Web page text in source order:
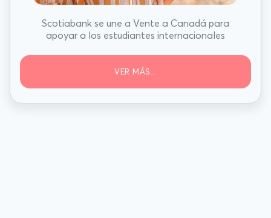
Scotiabank se une a Vente a Canadá para
apoyar a los estudiantes internacionales
VER MÁS...